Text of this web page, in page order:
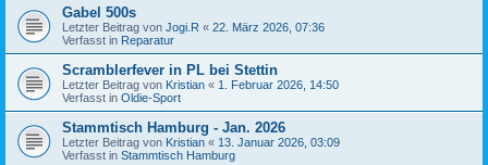
Gabel 500s
Letzter Beitrag von Jogi.R « 22. März 2026, 07:36
Verfasst in Reparatur
Scramblerfever in PL bei Stettin
Letzter Beitrag von Kristian « 1. Februar 2026, 14:50
Verfasst in Oldie-Sport
Stammtisch Hamburg - Jan. 2026
Letzter Beitrag von Kristian « 13. Januar 2026, 03:09
Verfasst in Stammtisch Hamburg